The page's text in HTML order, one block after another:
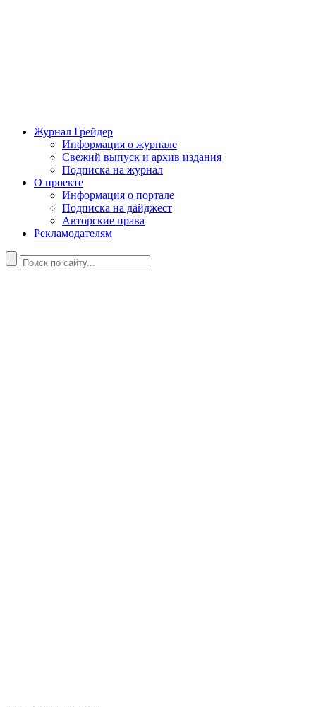
Журнал Грейдер
Информация о журнале
Свежий выпуск и архив издания
Подписка на журнал
О проекте
Информация о портале
Подписка на дайджест
Авторские права
Рекламодателям